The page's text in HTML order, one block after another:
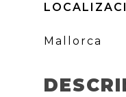
Mallorca